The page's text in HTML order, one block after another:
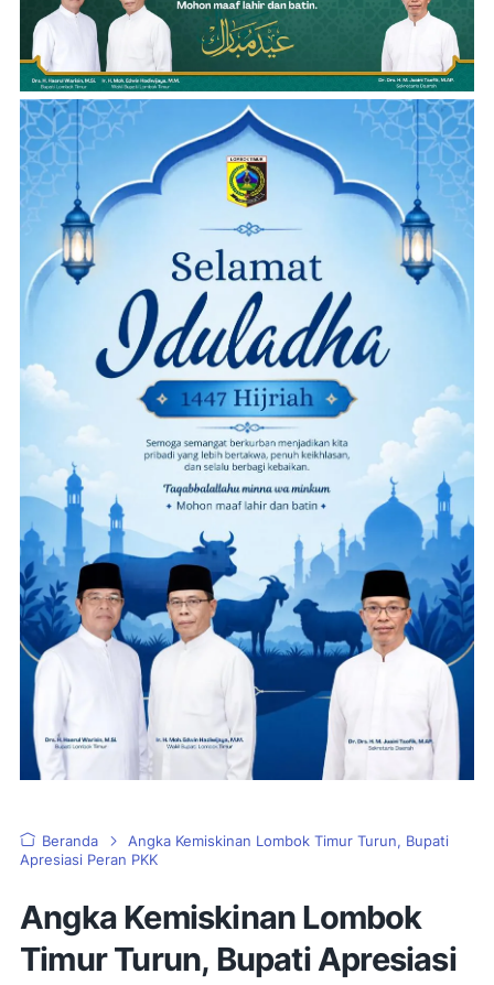
Beranda
Angka Kemiskinan Lombok Timur Turun, Bupati
Apresiasi Peran PKK
Angka Kemiskinan Lombok
Timur Turun, Bupati Apresiasi